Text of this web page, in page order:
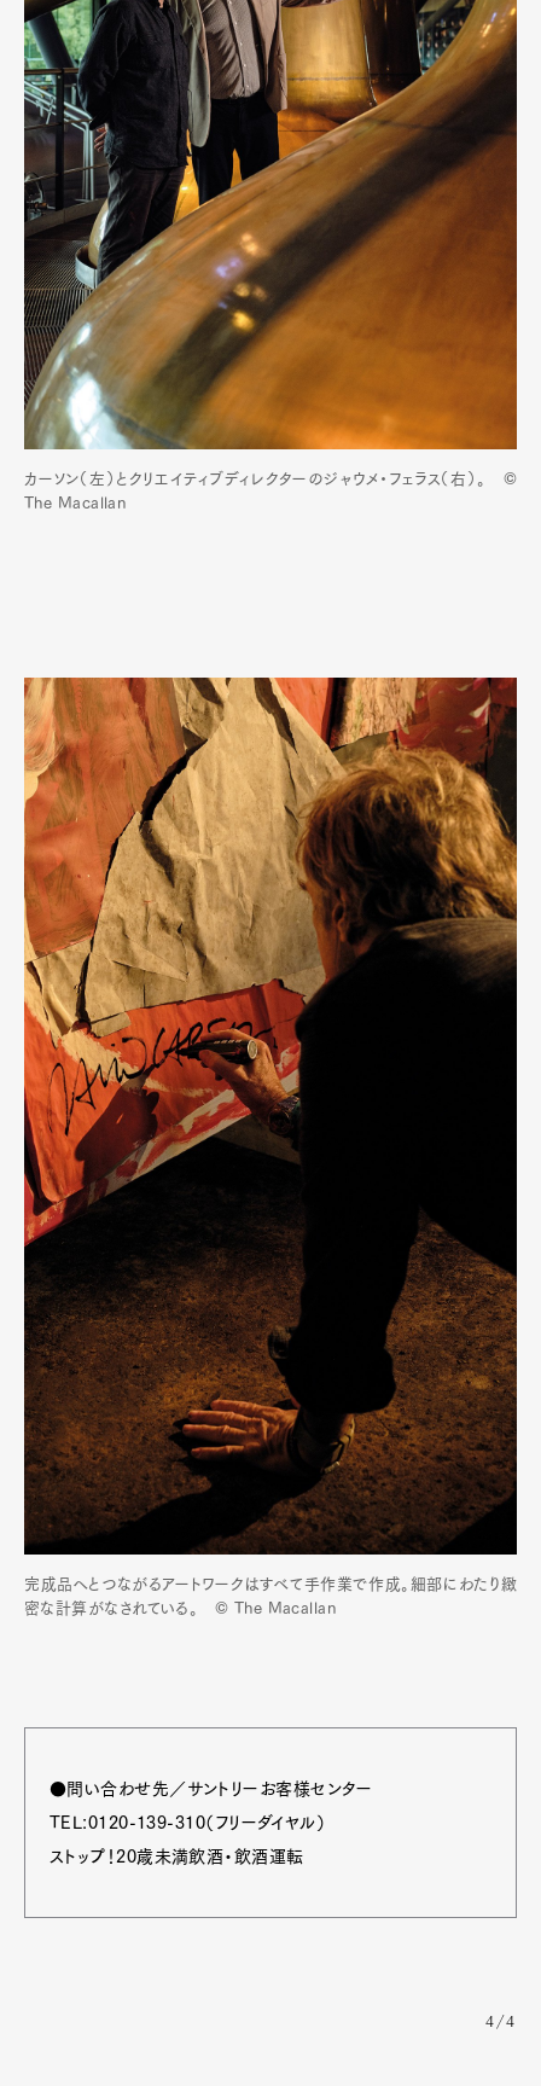
カーソン（左）とクリエイティブディレクターのジャウメ・フェラス（右）。 ©
The Macallan
完成品へとつながるアートワークはすべて手作業で作成。細部にわたり緻
密な計算がなされている。 © The Macallan
●問い合わせ先／サントリーお客様センター
TEL:0120-139-310（フリーダイヤル）
ストップ！20歳未満飲酒・飲酒運転
4/4